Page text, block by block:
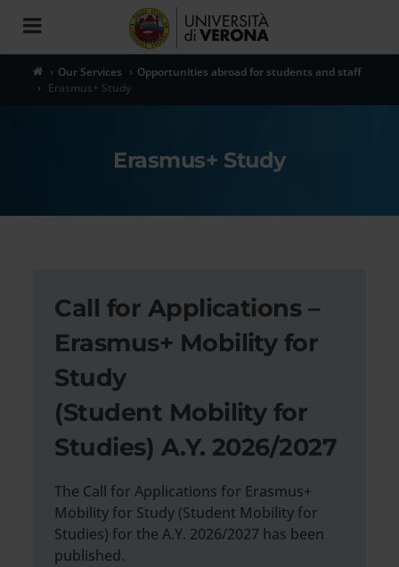
Toggle
navigation
Our Services
Opportunities abroad for students and staff
Erasmus+ Study
Erasmus+ Study
Call for Applications –
Erasmus+ Mobility for
Study
(Student Mobility for
Studies) A.Y. 2026/2027
The Call for Applications for Erasmus+
Mobility for Study (Student Mobility for
Studies) for the A.Y. 2026/2027 has been
published.